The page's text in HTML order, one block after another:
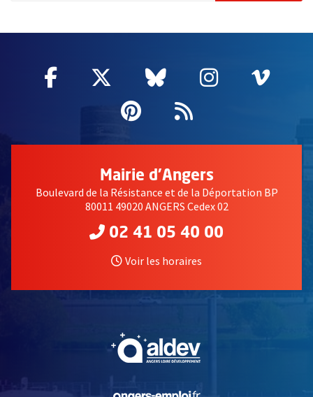
Facebook
, Ouvre une nouvelle fenêtre
Twitter
, Ouvre une nouvelle
Bluesky
, Ouvre une
Instagram
, Ouvre
,
Pinterest
, Ouvre une
Flux RSS
Mairie d'Angers
Boulevard de la Résistance et de la Déportation BP
80011 49020 ANGERS Cedex 02
02 41 05 40 00
Voir les horaires